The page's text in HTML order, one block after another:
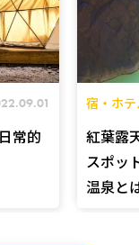
常的
宿・ホ
紅葉露
スポッ
温泉と